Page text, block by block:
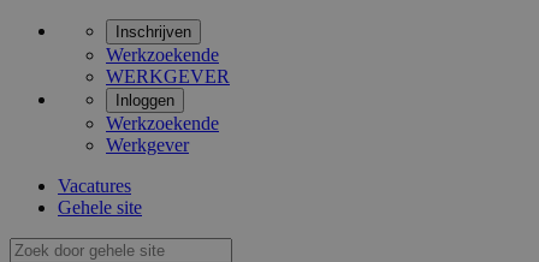
Inschrijven
Werkzoekende
WERKGEVER
Inloggen
Werkzoekende
Werkgever
Vacatures
Gehele site